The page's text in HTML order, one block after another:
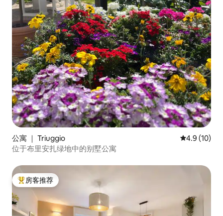
公寓 ｜ Triuggio 平均评分
4.9 (10)
位于布里安扎绿地中的别墅公寓
热门「房客推荐」
房客推荐